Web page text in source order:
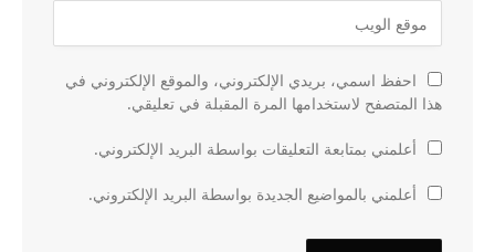
احفظ اسمي، بريدي الإلكتروني، والموقع الإلكتروني في
هذا المتصفح لاستخدامها المرة المقبلة في تعليقي.
أعلمني بمتابعة التعليقات بواسطة البريد الإلكتروني.
أعلمني بالمواضيع الجديدة بواسطة البريد الإلكتروني.